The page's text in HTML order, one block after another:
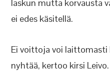
laskun mutta korvausta
ei edes käsitellä.
Ei voittoja voi
nyhtää, kertoo kirsi